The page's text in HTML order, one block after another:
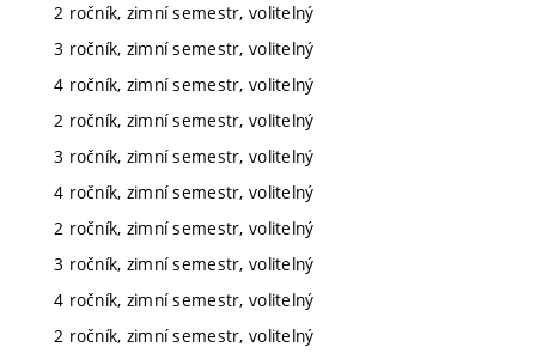
2 ročník, zimní semestr, volitelný
3 ročník, zimní semestr, volitelný
4 ročník, zimní semestr, volitelný
2 ročník, zimní semestr, volitelný
3 ročník, zimní semestr, volitelný
4 ročník, zimní semestr, volitelný
2 ročník, zimní semestr, volitelný
3 ročník, zimní semestr, volitelný
4 ročník, zimní semestr, volitelný
2 ročník, zimní semestr, volitelný